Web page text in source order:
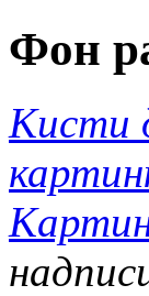
Фон
Кисти